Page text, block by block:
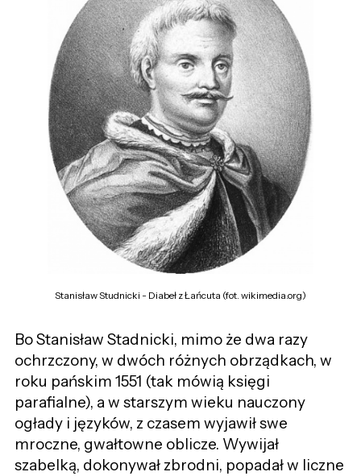
Stanisław Studnicki - Diabeł z Łańcuta (fot. wikimedia.org)
Bo Stanisław Stadnicki, mimo że dwa razy
ochrzczony, w dwóch różnych obrządkach, w
roku pańskim 1551 (tak mówią księgi
parafialne), a w starszym wieku nauczony
ogłady i języków, z czasem wyjawił swe
mroczne, gwałtowne oblicze. Wywijał
szabelką, dokonywał zbrodni, popadał w liczne